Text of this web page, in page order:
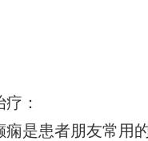
：
痫是患者朋友常用